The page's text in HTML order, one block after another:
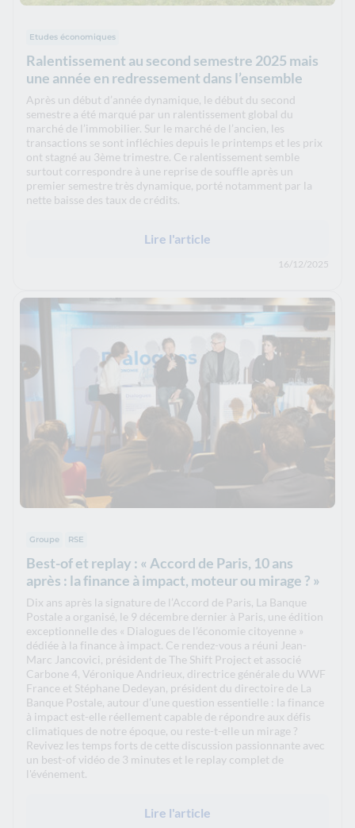
Etudes économiques
Ralentissement au second semestre 2025 mais
une année en redressement dans l’ensemble
Après un début d’année dynamique, le début du second
semestre a été marqué par un ralentissement global du
marché de l’immobilier. Sur le marché de l’ancien, les
transactions se sont infléchies depuis le printemps et les prix
ont stagné au 3ème trimestre. Ce ralentissement semble
surtout correspondre à une reprise de souffle après un
premier semestre très dynamique, porté notamment par la
nette baisse des taux de crédits.
Lire l'article
16/12/2025
Groupe RSE
Best-of et replay : « Accord de Paris, 10 ans
après : la finance à impact, moteur ou mirage ? »
Dix ans après la signature de l’Accord de Paris, La Banque
Postale a organisé, le 9 décembre dernier à Paris, une édition
exceptionnelle des « Dialogues de l’économie citoyenne »
dédiée à la finance à impact. Ce rendez-vous a réuni Jean-
Marc Jancovici, président de The Shift Project et associé
Carbone 4, Véronique Andrieux, directrice générale du WWF
France et Stéphane Dedeyan, président du directoire de La
Banque Postale, autour d’une question essentielle : la finance
à impact est-elle réellement capable de répondre aux défis
climatiques de notre époque, ou reste-t-elle un mirage ?
Revivez les temps forts de cette discussion passionnante avec
un best-of vidéo de 3 minutes et le replay complet de
l'événement.
Lire l'article